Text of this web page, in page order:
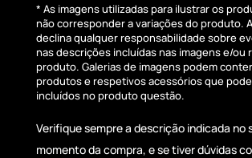
* As imagens utilizadas para ilustrar os
não corresponder a variações do produto.
declina qualquer responsabilidade sobre
nas descrições incluídas nas imagens e/ou
produto. Galerias de imagens podem
produtos e respetivos acessórios que
incluídos no produto questão.
Verifique sempre a descrição indicada no
momento da compra, e se tiver dúvidas